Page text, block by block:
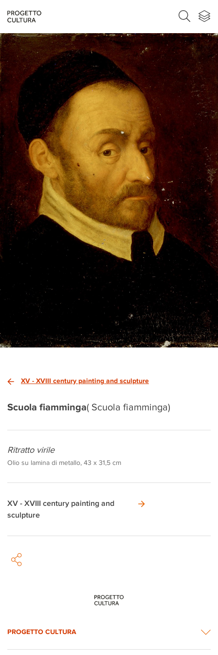
XV - XVIII century painting and sculpture
Scuola fiamminga( Scuola fiamminga)
Ritratto virile
Olio su lamina di metallo, 43 x 31,5 cm
XV - XVIII century painting and
sculpture
PROGETTO CULTURA